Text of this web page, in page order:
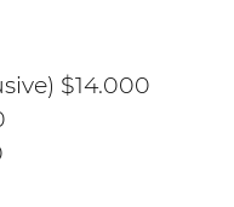
$14.000